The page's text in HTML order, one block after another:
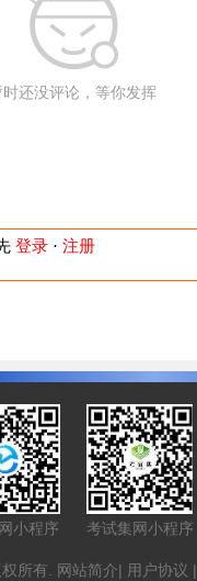
时还没评论，等你发挥
登录 · 注册
小程序 考试集网小程序
所有. 网站简介| 用户协议 |